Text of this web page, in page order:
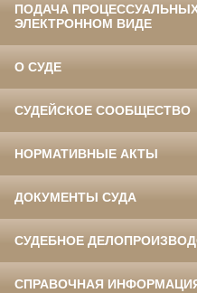
ПОДАЧА
ЭЛЕКТРОННОМ ВИДЕ
О СУДЕ
СУДЕЙСКОЕ СООБЩЕСТВО
НОРМАТИВНЫЕ АКТЫ
ДОКУМЕНТЫ СУДА
СУДЕБНОЕ
СПРАВОЧНАЯ